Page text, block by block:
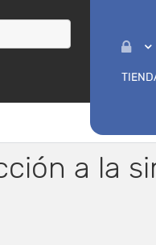
a la